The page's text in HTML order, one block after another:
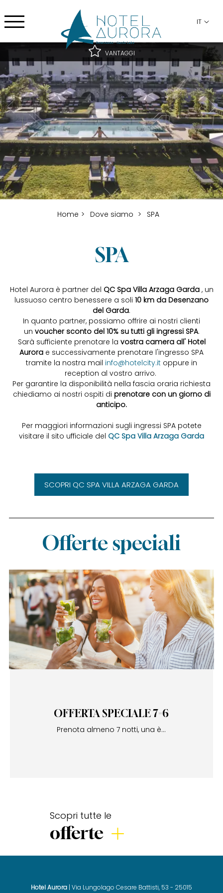
IT
VANTAGGI
Miglior tariffa garantita
Migliori condizioni di cancellazione
Upgrade gratuito secondo disponibilità
Home Dove siamo SPA
SPA
Hotel Aurora è partner del QC Spa Villa Arzaga Garda, un
lussuoso centro benessere a soli 10 km da Desenzano
del Garda.
In quanto partner, possiamo offrire ai nostri clienti
un voucher sconto del 10% su tutti gli ingressi SPA.
Sarà sufficiente prenotare la vostra camera all' Hotel
Aurora e successivamente prenotare l'ingresso SPA
tramite la nostra mail info@hotelcity.it oppure in
reception al vostro arrivo.
Per garantire la disponibilità nella fascia oraria richiesta
chiediamo ai nostri ospiti di prenotare con un giorno di
anticipo.
Per maggiori informazioni sugli ingressi SPA potete
visitare il sito ufficiale del QC Spa Villa Arzaga Garda
SCOPRI QC SPA VILLA ARZAGA GARDA
Offerte speciali
OFFERTA SPECIALE 7=6
Prenota almeno 7 notti, una è...
Scopri tutte le
offerte
Hotel Aurora | Via Lungolago Cesare Battisti, 53 - 25015